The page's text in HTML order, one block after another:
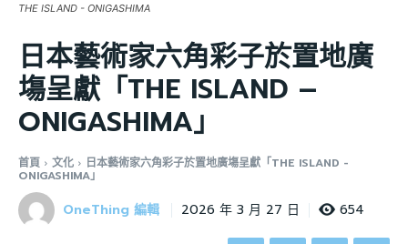
THE ISLAND - ONIGASHIMA
日本藝術家六角彩子於置地廣
塲呈獻「THE ISLAND –
ONIGASHIMA」
首頁 文化 日本藝術家六角彩子於置地廣塲呈獻「THE ISLAND -
ONIGASHIMA」
OneThing 編輯 2026 年 3 月 27 日 654